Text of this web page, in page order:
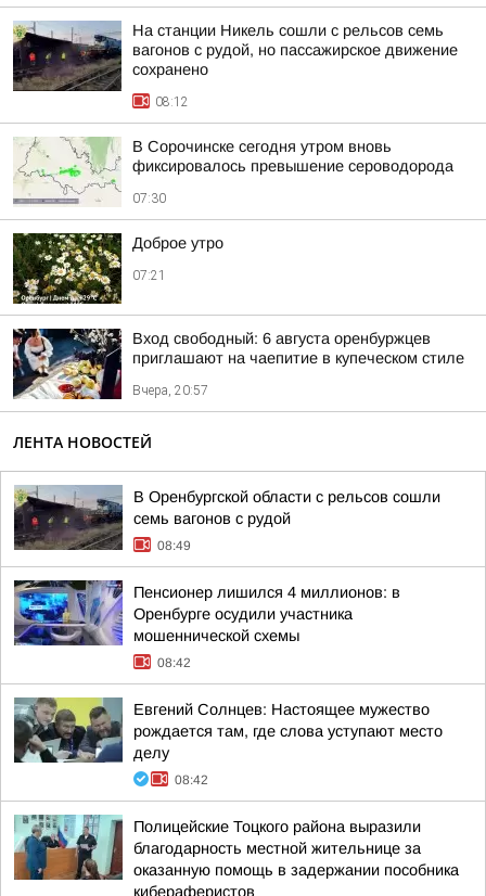
На станции Никель сошли с рельсов семь
вагонов с рудой, но пассажирское движение
сохранено
08:12
В Сорочинске сегодня утром вновь
фиксировалось превышение сероводорода
07:30
Доброе утро
07:21
Вход свободный: 6 августа оренбуржцев
приглашают на чаепитие в купеческом стиле
Вчера, 20:57
ЛЕНТА НОВОСТЕЙ
В Оренбургской области с рельсов сошли
семь вагонов с рудой
08:49
Пенсионер лишился 4 миллионов: в
Оренбурге осудили участника
мошеннической схемы
08:42
Евгений Солнцев: Настоящее мужество
рождается там, где слова уступают место
делу
08:42
Полицейские Тоцкого района выразили
благодарность местной жительнице за
оказанную помощь в задержании пособника
кибераферистов